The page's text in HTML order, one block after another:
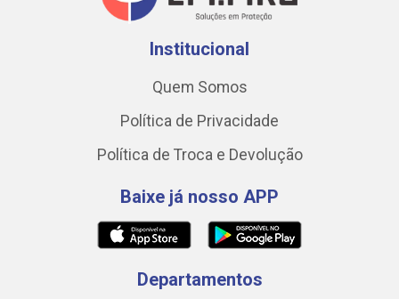
Institucional
Quem Somos
Política de Privacidade
Política de Troca e Devolução
Baixe já nosso APP
Departamentos